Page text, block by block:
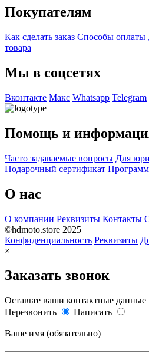
Покупателям
Как сделать заказ Способы оплаты
товара
Мы в соцсетях
Вконтакте Макс Whatsapp Telegram
Помощь и
Часто задаваемые вопросы Для
Подарочный сертификат
О нас
О компании Реквизиты Контакты
©hdmoto.store 2025
Конфиденциальность Реквизиты
×
Заказать звонок
Оставьте ваши контактные данные
Перезвонить
Написать
Ваше имя (обязательно)